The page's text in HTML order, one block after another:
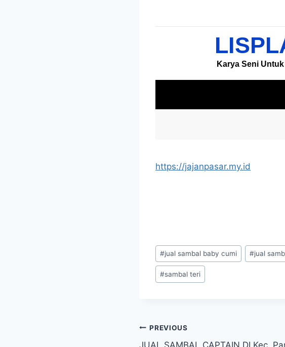
https://jajanpasar.my.id
#jual sambal baby cumi #jual
#sambal teri
PREVIOUS